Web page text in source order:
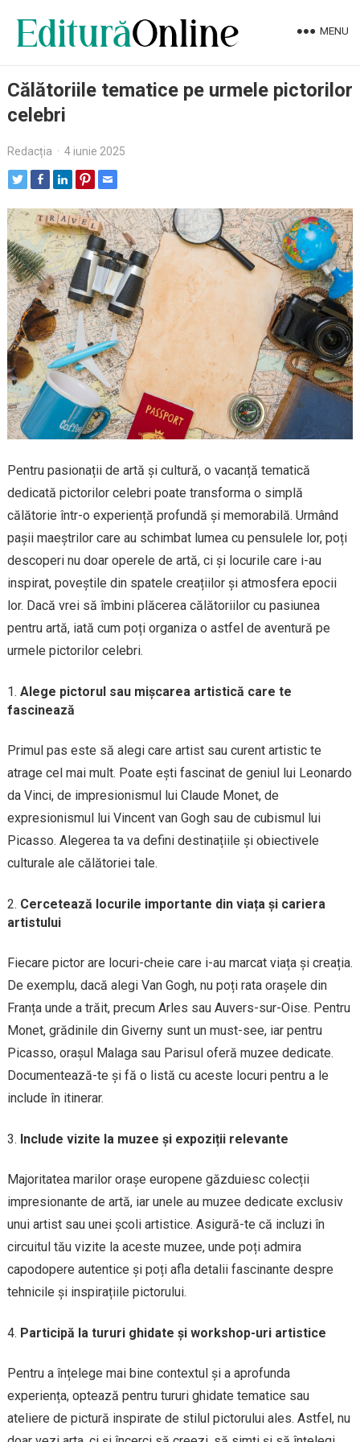
MENU
Călătoriile tematice pe urmele pictorilor
celebri
Redacția · 4 iunie 2025
Pentru pasionații de artă și cultură, o vacanță tematică
dedicată pictorilor celebri poate transforma o simplă
călătorie într-o experiență profundă și memorabilă. Urmând
pașii maeștrilor care au schimbat lumea cu pensulele lor, poți
descoperi nu doar operele de artă, ci și locurile care i-au
inspirat, poveștile din spatele creațiilor și atmosfera epocii
lor. Dacă vrei să îmbini plăcerea călătoriilor cu pasiunea
pentru artă, iată cum poți organiza o astfel de aventură pe
urmele pictorilor celebri.
Alege pictorul sau mișcarea artistică care te
fascinează
Primul pas este să alegi care artist sau curent artistic te
atrage cel mai mult. Poate ești fascinat de geniul lui Leonardo
da Vinci, de impresionismul lui Claude Monet, de
expresionismul lui Vincent van Gogh sau de cubismul lui
Picasso. Alegerea ta va defini destinațiile și obiectivele
culturale ale călătoriei tale.
Cercetează locurile importante din viața și cariera
artistului
Fiecare pictor are locuri-cheie care i-au marcat viața și creația.
De exemplu, dacă alegi Van Gogh, nu poți rata orașele din
Franța unde a trăit, precum Arles sau Auvers-sur-Oise. Pentru
Monet, grădinile din Giverny sunt un must-see, iar pentru
Picasso, orașul Malaga sau Parisul oferă muzee dedicate.
Documentează-te și fă o listă cu aceste locuri pentru a le
include în itinerar.
Include vizite la muzee și expoziții relevante
Majoritatea marilor orașe europene găzduiesc colecții
impresionante de artă, iar unele au muzee dedicate exclusiv
unui artist sau unei școli artistice. Asigură-te că incluzi în
circuitul tău vizite la aceste muzee, unde poți admira
capodopere autentice și poți afla detalii fascinante despre
tehnicile și inspirațiile pictorului.
Participă la tururi ghidate și workshop-uri artistice
Pentru a înțelege mai bine contextul și a aprofunda
experiența, optează pentru tururi ghidate tematice sau
ateliere de pictură inspirate de stilul pictorului ales. Astfel, nu